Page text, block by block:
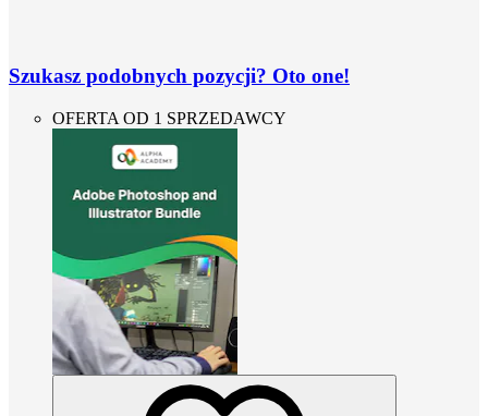
Szukasz podobnych pozycji? Oto one!
OFERTA OD 1 SPRZEDAWCY